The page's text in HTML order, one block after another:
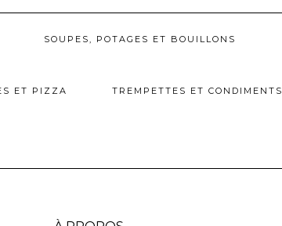
SOUPES, POTAGES ET BOUILLONS
ET PIZZA TREMPETTES ET CONDIMENTS